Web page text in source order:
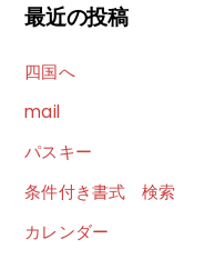
最近の投稿
四国へ
mail
パスキー
条件付き書式 検索
カレンダー